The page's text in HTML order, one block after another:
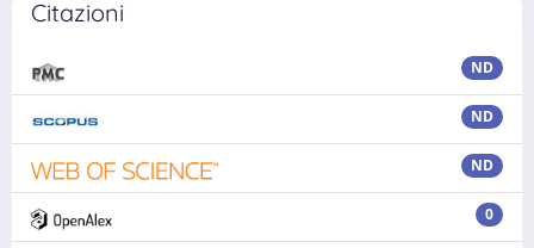
Citazioni
ND
ND
ND
0